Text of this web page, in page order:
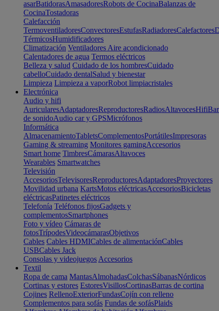
asarBatidorasAmasadoresRobots de CocinaBalanzas de
CocinaTostadoras
Calefacción
TermoventiladoresConvectoresEstufasRadiadoresCalefactores
TérmicosHumidificadores
Climatización Ventiladores Aire acondicionado
Calentadores de agua Termos eléctricos
Belleza y salud Cuidado de los hombresCuidado
cabelloCuidado dentalSalud y bienestar
Limpieza Limpieza a vaporRobot limpiacristales
Electrónica
Audio y hifi
AuricularesAdaptadoresReproductoresRadiosAltavocesHifi
de sonidoAudio car y GPSMicrófonos
Informática
AlmacenamientoTabletsComplementosPortátilesImpresoras
Gaming & streaming Monitores gamingAccesorios
Smart home TimbresCámarasAltavoces
Wearables Smartwatches
Televisión
AccesoriosTelevisoresReproductoresAdaptadoresProyectores
Movilidad urbana KartsMotos eléctricasAccesoriosBicicletas
eléctricasPatinetes eléctricos
Telefonía Teléfonos fijosGadgets y
complementosSmartphones
Foto y vídeo Cámaras de
fotosTrípodesVideocámarasObjetivos
Cables Cables HDMICables de alimentaciónCables
USBCables Jack
Consolas y videojuegos Accesorios
Textil
Ropa de cama MantasAlmohadasColchasSábanasNórdicos
Cortinas y estores EstoresVisillosCortinasBarras de cortina
Cojines RellenoExteriorFundasCojín con relleno
Complementos para sofás Fundas de sofásPlaids